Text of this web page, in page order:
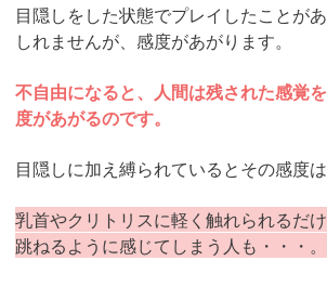
目隠しをした状態でプレイしたことが
しれませんが、感度があがります。
不自由になると、人間は残された感覚
度があがるのです。
目隠しに加え縛られているとその感度は
乳首やクリトリスに軽く触れられるだ
跳ねるように感じてしまう人も・・・。